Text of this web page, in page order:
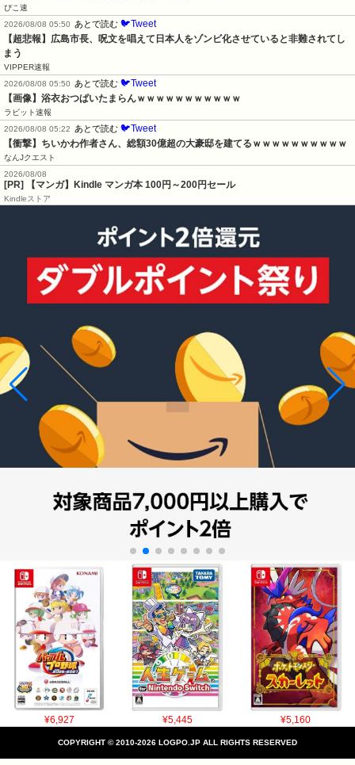
ぴこ速
2026/08/08 05:50
あとで読む 🐦Tweet
【超悲報】広島市長、呪文を唱えて日本人をゾンビ化させていると非難されてし
まう
VIPPER速報
2026/08/08 05:50
あとで読む 🐦Tweet
【画像】浴衣おつぱいたまらんｗｗｗｗｗｗｗｗｗｗｗ
ラビット速報
2026/08/08 05:22
あとで読む 🐦Tweet
【衝撃】ちいかわ作者さん、総額30億超の大豪邸を建てるｗｗｗｗｗｗｗｗｗｗ
なんJクエスト
2026/08/08
[PR] 【マンガ】Kindle マンガ本 100円～200円セール
Kindleストア
¥6,927 ¥5,445 ¥5,160
COPYRIGHT © 2010-2026 LOGPO.JP ALL RIGHTS RESERVED